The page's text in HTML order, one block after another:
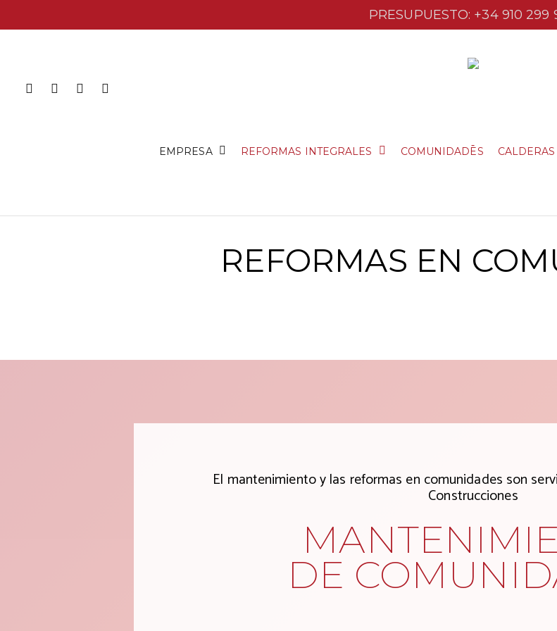
PRESUPUESTO: +34 910 299
-
EMPRESA REFORMAS INTEGRALES COMUNIDADES CALDERAS
REFORMAS EN
El mantenimiento y las reformas en comunidades son
Construcciones
DE